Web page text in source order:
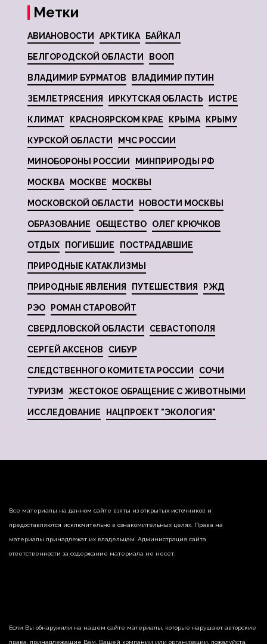
Метки
АВИАНОВОСТИ АРКТИКА БАЙКАЛ
БЕЛГОРОДСКОЙ ОБЛАСТИ ВООП
ВЛАДИМИР БУРМАТОВ ВЛАДИМИР ПУТИН
ЗЕМЛЕТРЯСЕНИЯ ИРКУТСКАЯ ОБЛАСТЬ ИСТРЕ
КЛИМАТ КРАСНОЯРСКОМ КРАЕ КРЫМА КРЫМУ
КУРСКОЙ ОБЛАСТИ МЧС РОССИИ
МИНОБОРОНЫ РОССИИ МИНПРИРОДЫ РФ
МОСКВА МОСКВЕ МОСКВЫ
МОСКОВСКОЙ ОБЛАСТИ НОВОСТИ МОСКВЫ
ОБРАЗОВАНИЕ ОБЩЕСТВО ОЛЕГ КРЮЧКОВ
ОТДЫХ ПОГИБШИЕ ПОСТРАДАВШИЕ
ПРИРОДНЫЕ КАТАКЛИЗМЫ
ПРИРОДНЫЕ ЯВЛЕНИЯ ПУТЕШЕСТВИЯ РЖД
РЭО РОМАН СТАРОВОЙТ
СВЕРДЛОВСКОЙ ОБЛАСТИ СЕВАСТОПОЛЯ
СЕРГЕЙ АКСЕНОВ СИБУР
СЛЕДСТВЕННОГО КОМИТЕТА РОССИИ СОЧИ
ТУРИЗМ ЖЕСТОКОЕ ОБРАЩЕНИЕ С ЖИВОТНЫМИ
ИССЛЕДОВАНИЕ НАЦПРОЕКТ "ЭКОЛОГИЯ"
Все материалы на данном сайте взяты из открытых источников и
предоставляются исключительно в ознакомительных целях. Права на
материалы принадлежат их владельцам. Администрация сайта
ответственности за содержание материала не несет.
Если Вы обнаружили на нашем сайте материалы, которые нарушают авторские
права, принадлежащие Вам, Вашей компании или организации, пожалуйста,